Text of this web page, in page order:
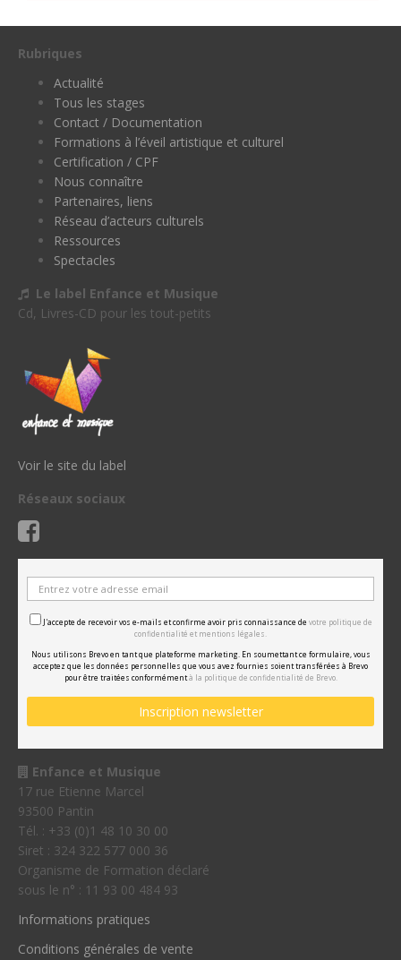
Rubriques
Actualité
Tous les stages
Contact / Documentation
Formations à l’éveil artistique et culturel
Certification / CPF
Nous connaître
Partenaires, liens
Réseau d’acteurs culturels
Ressources
Spectacles
Le label Enfance et Musique
Cd, Livres-CD pour les tout-petits
Voir le site du label
Réseaux sociaux
J'accepte de recevoir vos e-mails et confirme avoir pris connaissance de votre politique de
confidentialité et mentions légales.
Nous utilisons Brevo en tant que plateforme marketing. En soumettant ce formulaire, vous
acceptez que les données personnelles que vous avez fournies soient transférées à Brevo
pour être traitées conformémentà la politique de confidentialité de Brevo.
Enfance et Musique
17 rue Etienne Marcel
93500 Pantin
Tél. : +33 (0)1 48 10 30 00
Siret : 324 322 577 000 36
Organisme de Formation déclaré
sous le n° : 11 93 00 484 93
Informations pratiques
Conditions générales de vente